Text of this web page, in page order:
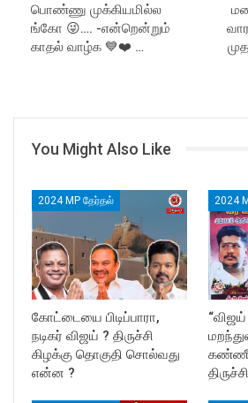
பொண்ணு முக்கியமில்ல
ங்கோ 😜…. -என்றென்றும்
காதல் வாழ்க 💙❤️ …
You Might Also Like
2024 MP தேர்தல்
கோட்டையை பிடிப்பாரா,
நடிகர் விஜய் ? திருச்சி
கிழக்கு தொகுதி சொல்வது
என்ன ?
2024
கண்ணீர்